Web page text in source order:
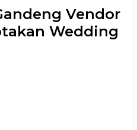
Vendor
Wedding